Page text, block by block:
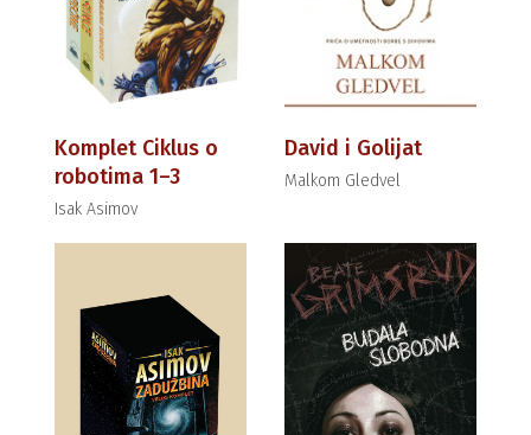
Komplet Ciklus o
robotima 1–3
Isak Asimov
David i Golijat
Malkom Gledvel